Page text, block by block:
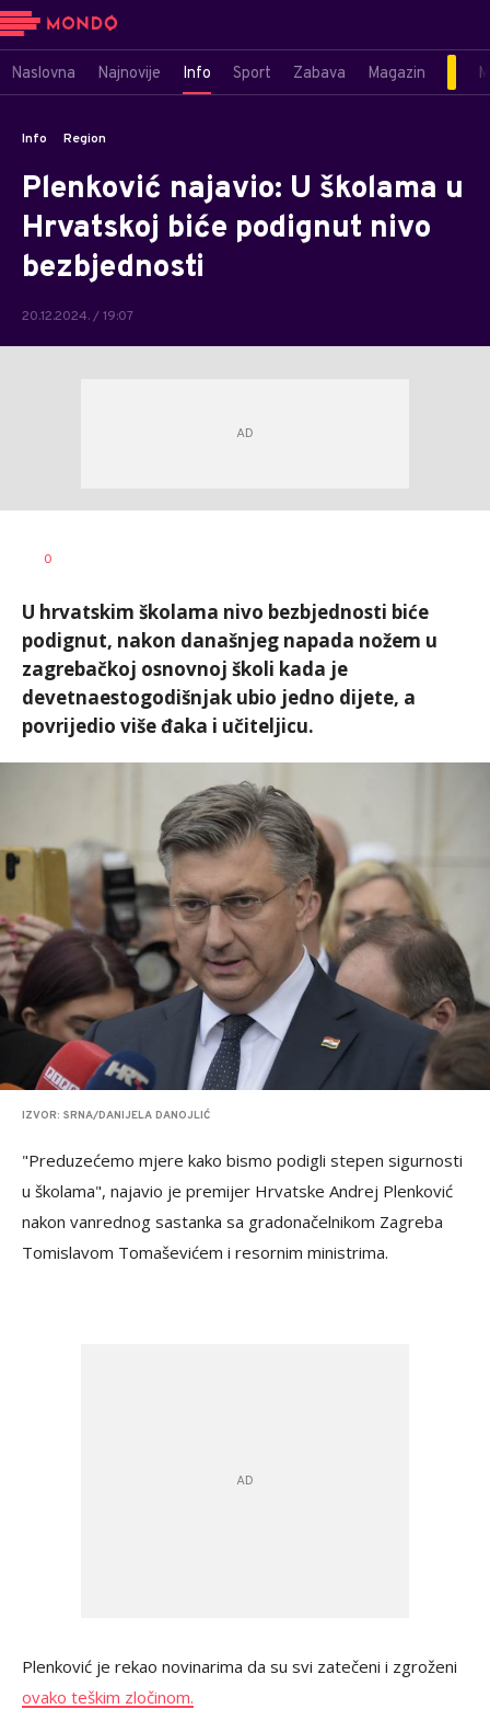
Naslovna Najnovije Info Sport Zabava Magazin
Info Region
Plenković najavio: U školama u
Hrvatskoj biće podignut nivo
bezbjednosti
20.12.2024. / 19:07
AUTOR
0
U hrvatskim školama nivo bezbjednosti biće
podignut, nakon današnjeg napada nožem u
zagrebačkoj osnovnoj školi kada je
devetnaestogodišnjak ubio jedno dijete, a
povrijedio više đaka i učiteljicu.
IZVOR: SRNA/DANIJELA DANOJLIĆ
"Preduzećemo mjere kako bismo podigli stepen sigurnosti
u školama", najavio je premijer Hrvatske Andrej Plenković
nakon vanrednog sastanka sa gradonačelnikom Zagreba
Tomislavom Tomaševićem i resornim ministrima.
Plenković je rekao novinarima da su svi zatečeni i zgroženi
ovako teškim zločinom.